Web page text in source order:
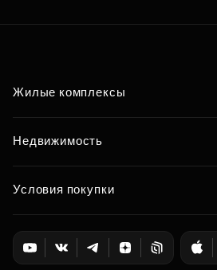
Жилые комплексы
Недвижимость
Условия покупки